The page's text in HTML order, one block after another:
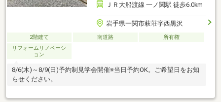
ＪＲ大船渡線 一ノ関駅 徒歩6.0km
岩手県一関市萩荘字西黒沢
2階建て 南道路
所有権
リフォームリノベーシ
ョン
8/6(木)～8/9(日)予約制見学会開催※当日予約OK。ご希望日をお知
らせください。